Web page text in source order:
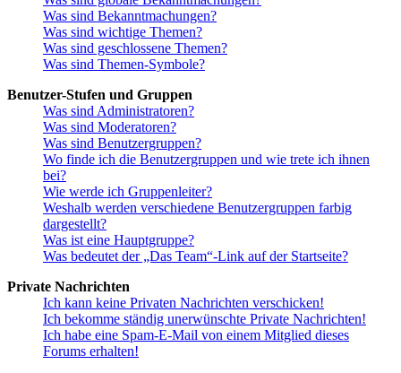
Was sind Bekanntmachungen?
Was sind wichtige Themen?
Was sind geschlossene Themen?
Was sind Themen-Symbole?
Benutzer-Stufen und Gruppen
Was sind Administratoren?
Was sind Moderatoren?
Was sind Benutzergruppen?
Wo finde ich die Benutzergruppen und wie trete ich ihnen
bei?
Wie werde ich Gruppenleiter?
Weshalb werden verschiedene Benutzergruppen farbig
dargestellt?
Was ist eine Hauptgruppe?
Was bedeutet der „Das Team“-Link auf der Startseite?
Private Nachrichten
Ich kann keine Privaten Nachrichten verschicken!
Ich bekomme ständig unerwünschte Private Nachrichten!
Ich habe eine Spam-E-Mail von einem Mitglied dieses
Forums erhalten!